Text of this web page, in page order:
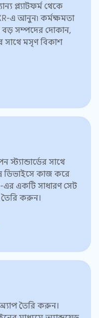
প্ল্যাটফর্ম থেকে
এ আনুন৷ কর্মক্ষমতা
বড় সম্পদের দোকান,
সাথে মসৃণ বিকাশ
সাথে
ডিভাইসে কাজ করে
একটি সাধারণ সেট
করুন।
তৈরি করুন।